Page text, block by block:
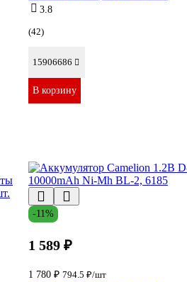
3.8
(42)
15906686
В корзину
-11%
1 589 ₽
1 780 ₽ 794.5 ₽/шт